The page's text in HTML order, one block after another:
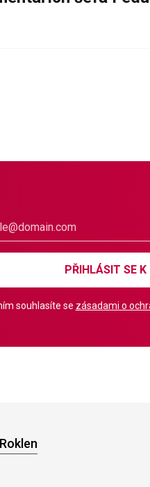
PŘIHLÁSIT SE K
souhlasíte se zásadami o